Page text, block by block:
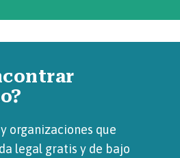
organizaciones que
legal gratis y de bajo